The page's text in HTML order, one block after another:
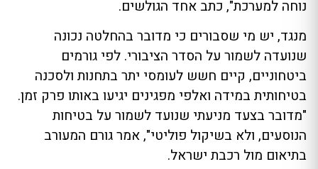
נוחה למערכת", כתב אחד הגולשים.
מנגד, יש מי שסבורים כי מדובר בהחלטה נכונה
שנועדה לשמור על הסדר הציבורי. לפי גורמים
ביטחוניים, קיים חשש לעומסי יתר בתחנות ולסכנה
בטיחותית במידה ואלפי מפגינים יגיעו באותו פרק זמן.
"מדובר בצעד מניעתי שנועד לשמור על בטיחות
הנוסעים, ולא בשיקול פוליטי", אמר גורם המעורב
בתיאום מול רכבת ישראל.